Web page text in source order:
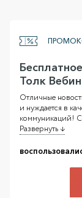
Толк
Отличные
и нуждается в
коммуникаций!
Развернуть ↓